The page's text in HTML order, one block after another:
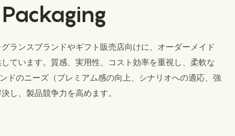
ランスブランドやギフト販売店向けに、オーダーメイド
ています。質感、実用性、コスト効率を重視し、柔軟な
ドのニーズ（プレミアム感の向上、シナリオへの適応、強
し、製品競争力を高めます。